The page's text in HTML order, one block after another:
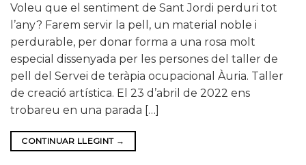
Voleu que el sentiment de Sant Jordi perduri tot
l’any? Farem servir la pell, un material noble i
perdurable, per donar forma a una rosa molt
especial dissenyada per les persones del taller de
pell del Servei de teràpia ocupacional Àuria. Taller
de creació artística. El 23 d’abril de 2022 ens
trobareu en una parada […]
CONTINUAR LLEGINT →